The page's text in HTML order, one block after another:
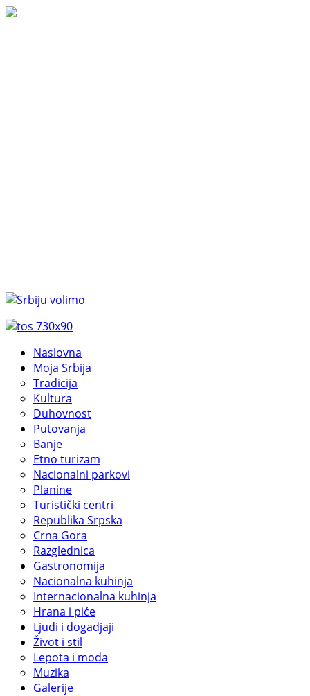
Naslovna
Moja Srbija
Tradicija
Kultura
Duhovnost
Putovanja
Banje
Etno turizam
Nacionalni parkovi
Planine
Turistički centri
Republika Srpska
Crna Gora
Razglednica
Gastronomija
Nacionalna kuhinja
Internacionalna kuhinja
Hrana i piće
Ljudi i dogadjaji
Život i stil
Lepota i moda
Muzika
Galerije